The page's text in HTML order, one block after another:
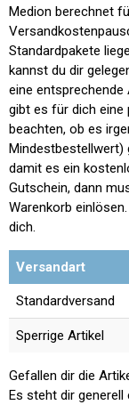
Medion berechnet
Standardpakete
kannst du dir
eine entsprechende
gibt es für dich eine
beachten, ob es
Mindestbestellwert)
damit es ein
Gutschein, dann
Warenkorb
dich.
Versandart
Standardversand
Sperrige Artikel
Gefallen dir die
Es steht dir